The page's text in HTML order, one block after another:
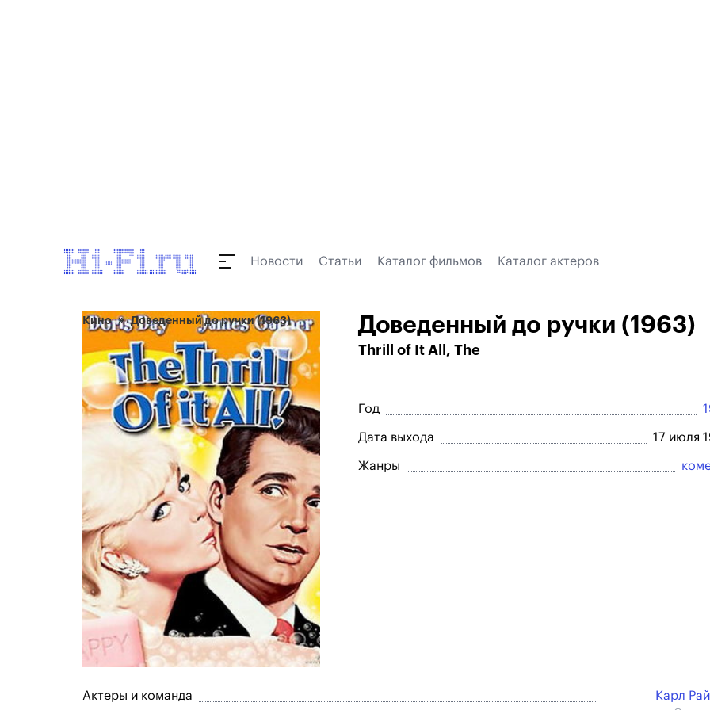
Новости Статьи Каталог фильмов Каталог актеров
Кино Доведенный до ручки (1963) Доведенный до ручки (1963)
Thrill of It All, The
Год
Дата выхода 17 июля
Жанры
Актеры и команда Карл